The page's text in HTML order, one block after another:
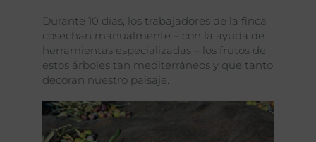
Durante 10 días, los trabajadores de la finca
cosechan manualmente – con la ayuda de
herramientas especializadas – los frutos de
estos árboles tan mediterráneos y que tanto
decoran nuestro paisaje.